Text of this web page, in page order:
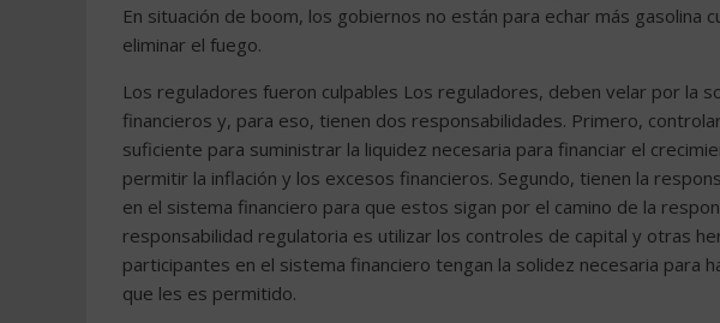
En situación de boom, los gobiernos no están para echar más gasolina
eliminar el fuego.
Los reguladores fueron culpables Los reguladores, deben velar por la
financieros y, para eso, tienen dos responsabilidades. Primero,
suficiente para suministrar la liquidez necesaria para financiar el
permitir la inflación y los excesos financieros. Segundo, tienen la
en el sistema financiero para que estos sigan por el camino de la
responsabilidad regulatoria es utilizar los controles de capital y otras
participantes en el sistema financiero tengan la solidez necesaria para
que les es permitido.